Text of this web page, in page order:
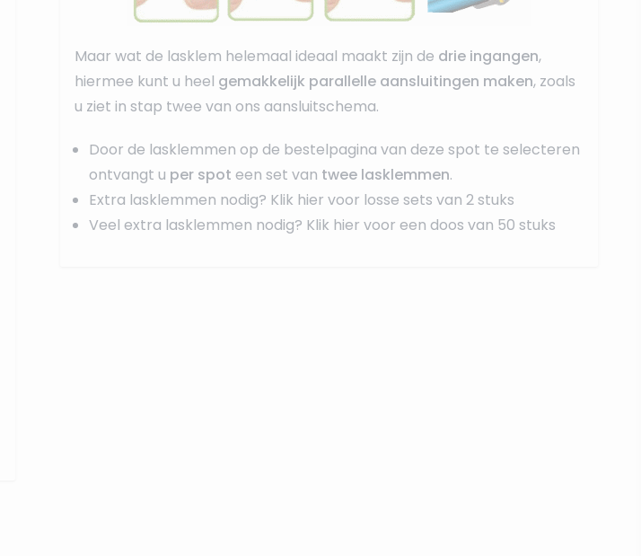
Maar wat de lasklem helemaal ideaal maakt zijn de drie ingangen,
hiermee kunt u heel gemakkelijk parallelle aansluitingen maken, zoals
u ziet in stap twee van ons aansluitschema.
Door de lasklemmen op de bestelpagina van deze spot te selecteren
ontvangt u per spot een set van twee lasklemmen.
Extra lasklemmen nodig? Klik hier voor losse sets van 2 stuks
Veel extra lasklemmen nodig? Klik hier voor een doos van 50 stuks